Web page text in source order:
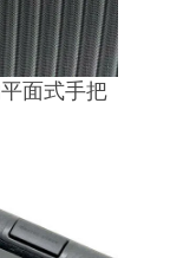
面式手把